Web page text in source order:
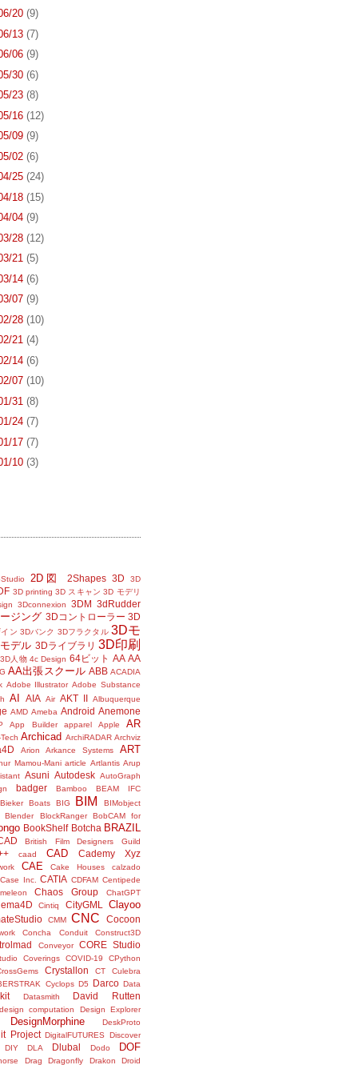
20 (9)
13 (7)
06 (9)
30 (6)
23 (8)
16 (12)
09 (9)
02 (6)
25 (24)
18 (15)
04 (9)
28 (12)
21 (5)
14 (6)
07 (9)
28 (10)
21 (4)
14 (6)
07 (10)
31 (8)
24 (7)
17 (7)
10 (3)
2D図 2Shapes 3D 3D
3D printing 3D スキャン 3D モデリ
3Dconnexion 3DM 3dRudder
ジング 3Dコントローラー 3D
ン 3Dバンク 3Dフラクタル 3Dモ
デル 3Dライブラリ 3D印刷
3D人物 4c Design 64ビット AA AA
AA出張スクール ABB ACADIA
Adobe Illustrator Adobe Substance
AI AIA Air AKT II Albuquerque
AMD Ameba Android Anemone
App Builder apparel Apple AR
Archicad ArchiRADAR Archviz
Arion Arkance Systems ART
Mamou-Mani article Artlantis Arup
Asuni Autodesk AutoGraph
badger Bamboo
BEAM IFC
Bieker Boats
BIG BIM
BIMobject
Blender
BlockRanger BobCAM for
BookShelf Botcha BRAZIL
British Film Designers Guild
caad CAD Cademy Xyz
CAE Cake Houses
calzado
Case Inc.
CATIA CDFAM Centipede
Chaos Group ChatGPT
Cintiq CityGML Clayoo
CMM CNC Cocoon
Concha Conduit Construct3D
Conveyor CORE Studio
Coverings COVID-19
CPython
Crystallon CT
Culebra
Cyclops D5 Darco Data
Datasmith David Rutten
computation Design Explorer
DesignMorphine DeskProto
Project DigitalFUTURES
Discover
DIY
DLA Dlubal Dodo DOF
Drag Dragonfly Drakon Droid